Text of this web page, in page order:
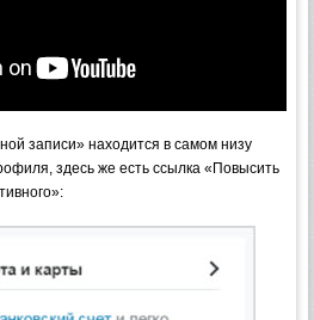
записи» находится в самом низу
здесь же есть ссылка «Повысить